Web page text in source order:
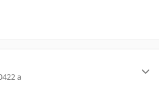
22 a